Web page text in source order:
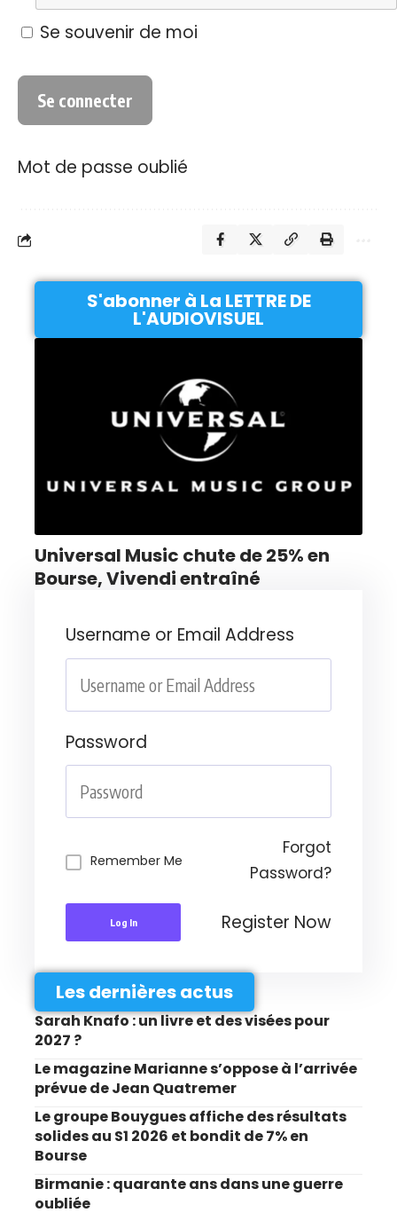
Se souvenir de moi
Mot de passe oublié
S'abonner à La LETTRE DE
L'AUDIOVISUEL
Universal Music chute de 25% en
Bourse, Vivendi entraîné
Username or Email Address
Password
Remember Me
Forgot
Password?
Log In Register Now
Les dernières actus
Sarah Knafo : un livre et des visées pour
2027 ?
Le magazine Marianne s’oppose à l’arrivée
prévue de Jean Quatremer
Le groupe Bouygues affiche des résultats
solides au S1 2026 et bondit de 7% en
Bourse
Birmanie : quarante ans dans une guerre
oubliée